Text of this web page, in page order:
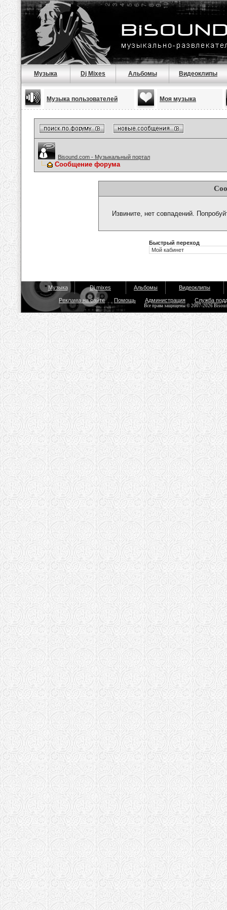
Музыка Dj Mixes Альбомы Видеоклипы
Музыка пользователей Моя музыка
Bisound.com - Музыкальный портал
Сообщение форума
Извините, нет совпадений.
Быстрый переход
Музыка Dj mixes Альбомы Видеоклипы
Реклама на сайте Помощь Администрация Служба
Все права защищены © 2007-2026